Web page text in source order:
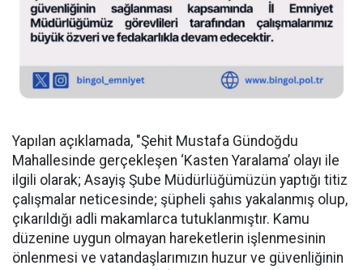
Yapılan açıklamada, "Şehit Mustafa Gündoğdu
Mahallesinde gerçekleşen ‘Kasten Yaralama’ olayı ile
ilgili olarak; Asayiş Şube Müdürlüğümüzün yaptığı titiz
çalışmalar neticesinde; şüpheli şahıs yakalanmış olup,
çıkarıldığı adli makamlarca tutuklanmıştır. Kamu
düzenine uygun olmayan hareketlerin işlenmesinin
önlenmesi ve vatandaşlarımızın huzur ve güvenliğinin